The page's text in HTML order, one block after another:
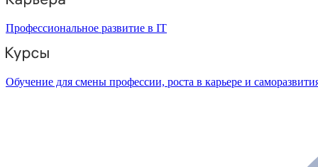
Профессиональное развитие в IT
Обучение для смены профессии, роста в карьере и